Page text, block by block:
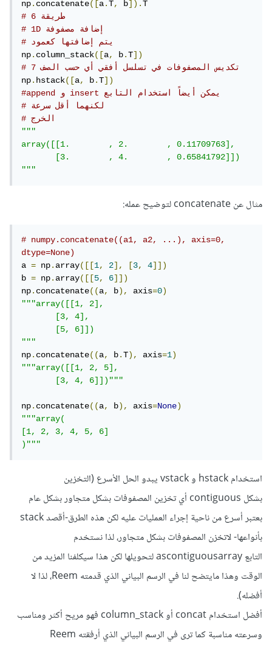
np.concatenate([a.T, b]).
# 6 طريقة
# 1D إضافة مصفوفة
# يتم إضافتها كعمود
np.column_stack([a, b.T])
# 7 تكديس المصفوفات في تسلسل أفقي أي حسب الصف
np.hstack([a, b.T])
#append و insert يمكن أيضاً استخدام التابع
# لكنهما أقل سرعة
# الخرج
"""
array([[1.        , 2.        , 0.11709763],
"""
مثال عن concatenate لتوضيح عمله:
# numpy.concatenate((a1, a2, ...), axis=0,
dtype=None)
a = np.array([[1, 2], [3, 4]])
b = np.array([[5, 6]])
np.concatenate((a, b), axis=0)
"""array([[1, 2],
"""
np.concatenate((a, b.T), axis=1)
"""array([[1, 2, 5],
       [3, 4, 6]])"""
np.concatenate((a, b), axis=None)
"""array(
[1, 2, 3, 4, 5, 6]
)"""
استخدام hstack و vstack يبدو الحل الأسرع (التخزين
بشكل contiguous أي تخزين المصفوفات بشكل متجاور بشكل عام
بعتبر أسرع من ناحية إجراء العمليات عليه لكن هذه الطرق-أقصد stack
بأنواعها- لاتخزن المصفوفات بشكل متجاور، لذا نستخدم
التابع ascontiguousarray لتحويلها لكن هذا سيكلفنا المزيد من
الوقت وهذا مايتضح لنا في الرسم البياني الذي قدمته Reem، لذا لا
أفضله).
أفضل استخدام concat أو column_stack فهو مريح أكثر ومناسب
وسرعته مناسبة كما ترى في الرسم البياني الذي أرفقته Reem